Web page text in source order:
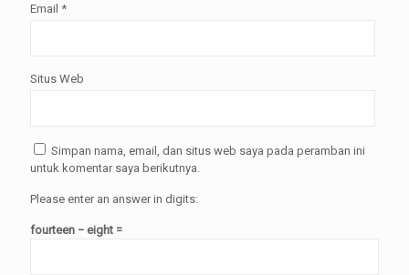
Email *
Situs Web
Simpan nama, email, dan situs web saya pada peramban ini
untuk komentar saya berikutnya.
Please enter an answer in digits:
fourteen − eight =